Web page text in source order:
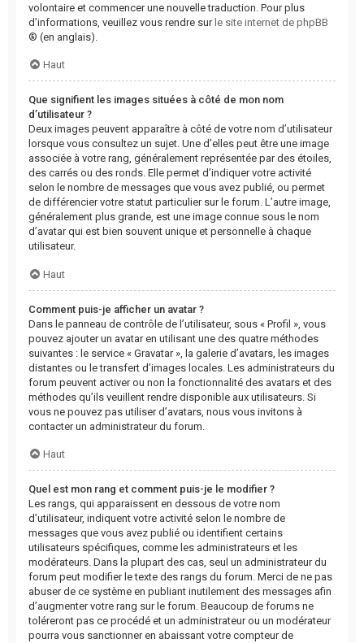
volontaire et commencer une nouvelle traduction. Pour plus
d’informations, veuillez vous rendre surle site internet de phpBB
® (en anglais).
Haut
Que signifient les images situées à côté de mon nom
d’utilisateur ?
Deux images peuvent apparaître à côté de votre nom d’utilisateur
lorsque vous consultez un sujet. Une d’elles peut être une image
associée à votre rang, généralement représentée par des étoiles,
des carrés ou des ronds. Elle permet d’indiquer votre activité
selon le nombre de messages que vous avez publié, ou permet
de différencier votre statut particulier sur le forum. L’autre image,
généralement plus grande, est une image connue sous le nom
d’avatar qui est bien souvent unique et personnelle à chaque
utilisateur.
Haut
Comment puis-je afficher un avatar ?
Dans le panneau de contrôle de l’utilisateur, sous « Profil », vous
pouvez ajouter un avatar en utilisant une des quatre méthodes
suivantes : le service « Gravatar », la galerie d’avatars, les images
distantes ou le transfert d’images locales. Les administrateurs du
forum peuvent activer ou non la fonctionnalité des avatars et des
méthodes qu’ils veuillent rendre disponible aux utilisateurs. Si
vous ne pouvez pas utiliser d’avatars, nous vous invitons à
contacter un administrateur du forum.
Haut
Quel est mon rang et comment puis-je le modifier ?
Les rangs, qui apparaissent en dessous de votre nom
d’utilisateur, indiquent votre activité selon le nombre de
messages que vous avez publié ou identifient certains
utilisateurs spécifiques, comme les administrateurs et les
modérateurs. Dans la plupart des cas, seul un administrateur du
forum peut modifier le texte des rangs du forum. Merci de ne pas
abuser de ce système en publiant inutilement des messages afin
d’augmenter votre rang sur le forum. Beaucoup de forums ne
toléreront pas ce procédé et un administrateur ou un modérateur
pourra vous sanctionner en abaissant votre compteur de